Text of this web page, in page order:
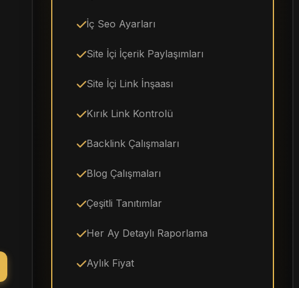
İç Seo Ayarları
Site İçi İçerik Paylaşımları
Site İçi Link İnşaası
Kırık Link Kontrolü
Backlink Çalışmaları
Blog Çalışmaları
Çeşitli Tanıtımlar
Her Ay Detaylı Raporlama
Aylık Fiyat